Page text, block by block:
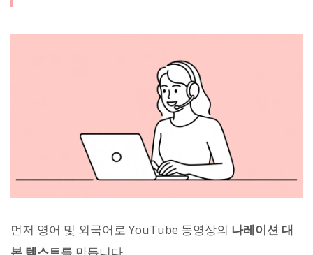
먼저 영어 및 외국어로 YouTube 동영상의 나레이션 대